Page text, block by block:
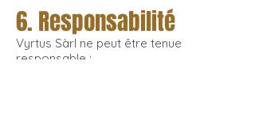
6. Responsabilité
Vyrtus Sàrl ne peut être tenue
responsable :